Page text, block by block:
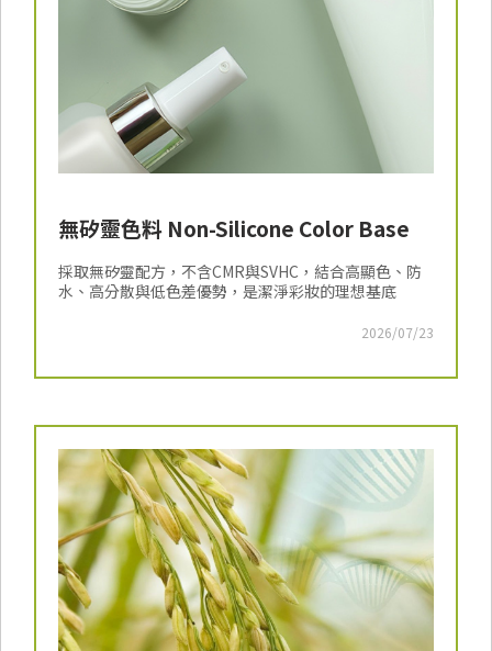
無矽靈色料 Non-Silicone Color Base
採取無矽靈配方，不含CMR與SVHC，結合高顯色、防
水、高分散與低色差優勢，是潔淨彩妝的理想基底
2026/07/23